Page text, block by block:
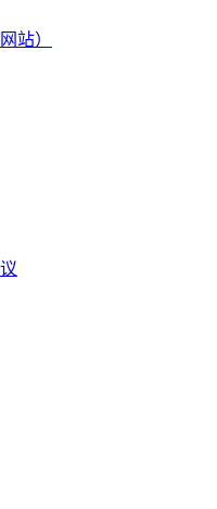
站）